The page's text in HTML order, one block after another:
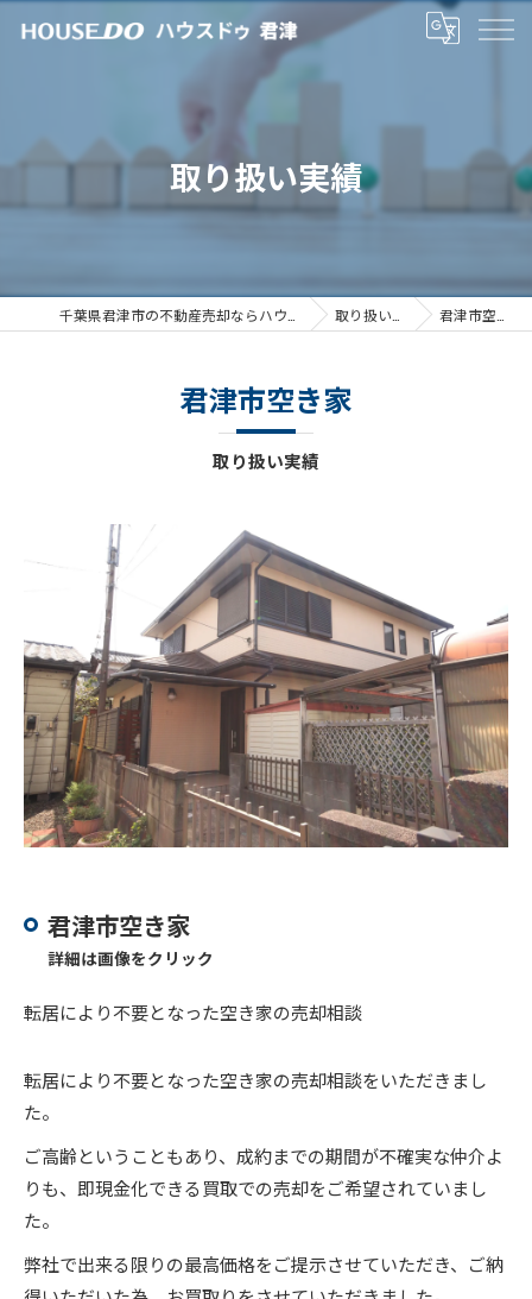
取り扱い実績
取り扱い実績 君津市空き家
取り扱い実績
君津市空き家
君津市空き家
詳細は画像をクリック
転居により不要となった空き家の売却相談
転居により不要となった空き家の売却相談をいただきまし
た。
ご高齢ということもあり、成約までの期間が不確実な仲介よ
りも、即現金化できる買取での売却をご希望されていまし
た。
弊社で出来る限りの最高価格をご提示させていただき、ご納